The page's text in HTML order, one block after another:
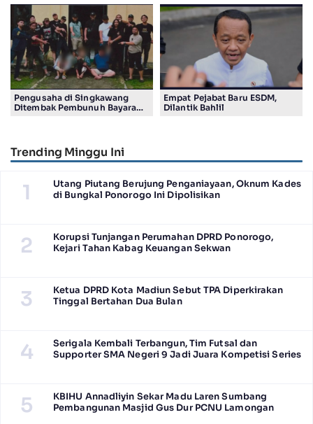
Pengusaha di Singkawang
Ditembak Pembunuh Bayaran
Empat Pejabat Baru ESDM,
Dilantik Bahlil
Trending Minggu Ini
1
Utang Piutang Berujung Penganiayaan, Oknum Kades
di Bungkal Ponorogo Ini Dipolisikan
2
Korupsi Tunjangan Perumahan DPRD Ponorogo,
Kejari Tahan Kabag Keuangan Sekwan
3
Ketua DPRD Kota Madiun Sebut TPA Diperkirakan
Tinggal Bertahan Dua Bulan
4
Serigala Kembali Terbangun, Tim Futsal dan
Supporter SMA Negeri 9 Jadi Juara Kompetisi Series
5
KBIHU Annadliyin Sekar Madu Laren Sumbang
Pembangunan Masjid Gus Dur PCNU Lamongan